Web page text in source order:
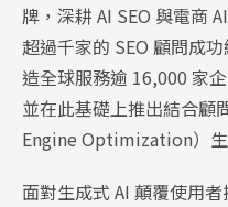
牌，深耕 AI SEO 與電商
超過千家的 SEO 顧問成
造全球服務逾 16,000 家
並在此基礎上推出結合顧
Engine Optimization）
面對生成式 AI 顛覆使用